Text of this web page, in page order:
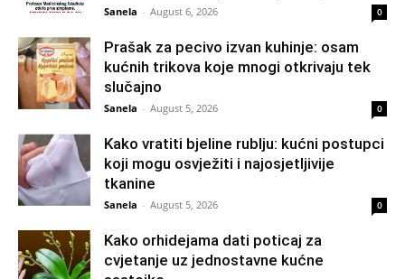
Sanela - August 6, 2026 0
Prašak za pecivo izvan kuhinje: osam
kućnih trikova koje mnogi otkrivaju tek
slučajno
Sanela - August 5, 2026 0
Kako vratiti bjeline rublju: kućni postupci
koji mogu osvježiti i najosjetljivije
tkanine
Sanela - August 5, 2026 0
Kako orhidejama dati poticaj za
cvjetanje uz jednostavne kućne